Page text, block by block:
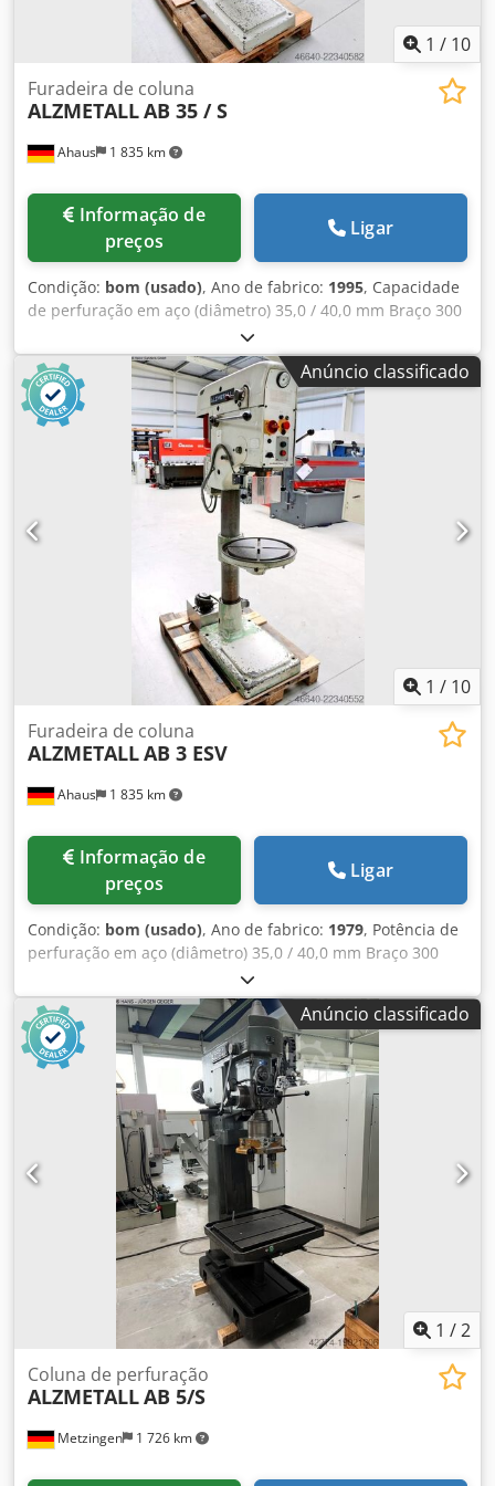
1 / 10
Ahaus 1 835 km
Furadeira de coluna
ALZMETALLAB 35 / S
preços
Ligar
Condição: bom (usado), Ano de fabrico: 1995, Capacidade
de perfuração em aço (diâmetro) 35,0 / 40,0 mm Braço 300
mm Curso da broca 180 mm Velocidade 65,0 - 1.750 rpm
Dimensões da mesa 615 x 420 mm Diâmetro da coluna 155
mm Avanço 0,1 / 0,2 / 0,3 mm/rotação Suporte da broca
MK 4 Potência do motor 0,9 / 1,5 kW Peso 450 kg
Dimensões C-L-A 800 x 650 x 1850 mm Equipamento: -
Furadeira de coluna robusta - Ajuste de velocidade
contínuo (correia trapezoidal) - Avanço automático da
broca Dwsdezl E Uhepfx Ag Nja * com acionamento
eletromagnético - Motor com inversão de polaridade -
Rotação da broca no sentido horário/anti-horário - Batente
de profundidade de perfuração - Mesa da máquina com 2
ranhuras em T * altura ajustável através de manivela -
Botão de paragem de emergência na frente - Manual de
Anúncio classificado
1 / 10
Ahaus 1 835 km
Furadeira de coluna
ALZMETALLAB 3 ESV
preços
Ligar
Condição: bom (usado), Ano de fabrico: 1979, Potência de
perfuração em aço (diâmetro) 35,0 / 40,0 mm Braço 300
mm Curso de perfuração 180 mm Velocidade de rotação
110 - 1450 rpm Dimensão da mesa Ø 455 mm Diâmetro da
coluna 155 mm Avanço 0,1 / 0,2 / 0,3 m/min Suporte do
eixo MK 4 Potência do motor 1,5 kW Peso 450 kg
Dimensões C-L-A 800 x 650 x 1850 mm Equipamento: -
Furadeira de coluna robusta (correia trapezoidal) - Avanço
automático do eixo - Ajuste de velocidade contínuo -
Batente de profundidade - Mesa redonda com ranhuras
em T * Ajuste de altura por manivela * Rotativa Dwsdpfx
Ajzl E Tkog Nsa - Botão de paragem de emergência na
parte frontal - Sistema de refrigeração com reservatório
separado - Manual de instruções
Anúncio classificado
1 /2
Metzingen 1 726 km
Coluna de perfuração
ALZMETALLAB 5/S